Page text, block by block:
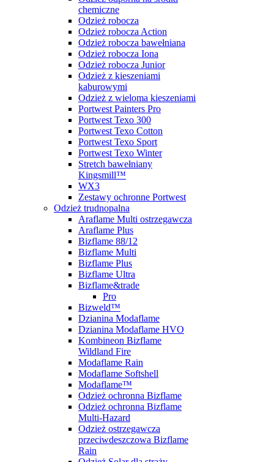
chemiczne
Odzież robocza
Odzież robocza Action
Odzież robocza bawełniana
Odzież robocza Iona
Odzież robocza Junior
Odzież z kieszeniami
kaburowymi
Odzież z wieloma kieszeniami
Portwest Painters Pro
Portwest Texo 300
Portwest Texo Cotton
Portwest Texo Sport
Portwest Texo Winter
Stretch bawełniany
Kingsmill™
WX3
Zestawy ochronne Portwest
Odzież trudnopalna
Araflame Multi ostrzegawcza
Araflame Plus
Bizflame 88/12
Bizflame Multi
Bizflame Plus
Bizflame Ultra
Bizflame&trade
Pro
Bizweld™
Dzianina Modaflame
Dzianina Modaflame HVO
Kombineon Bizflame
Wildland Fire
Modaflame Rain
Modaflame Softshell
Modaflame™
Odzież ochronna Bizflame
Odzież ochronna Bizflame
Multi-Hazard
Odzież ostrzegawcza
przeciwdeszczowa Bizflame
Rain